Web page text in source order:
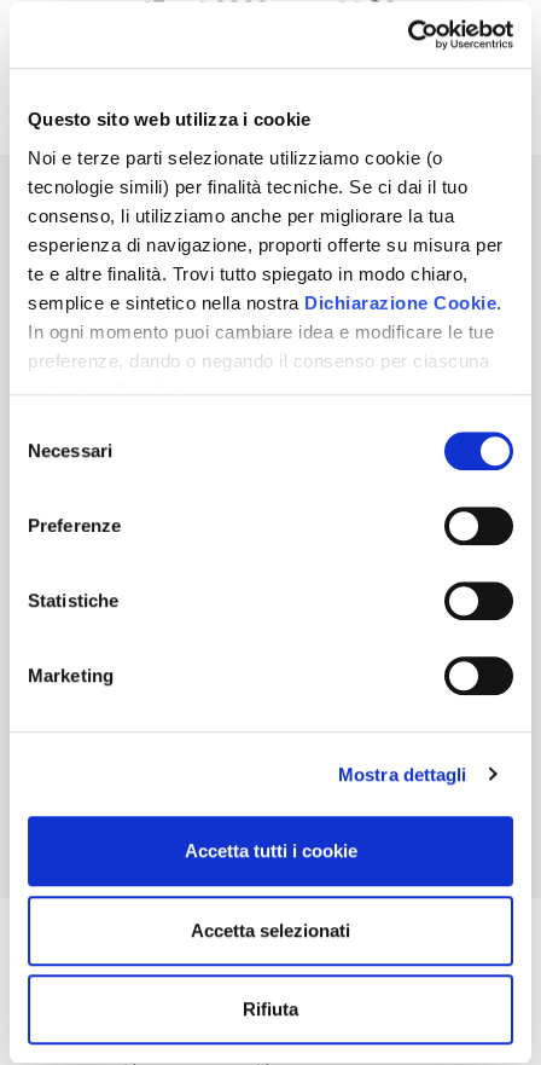
Questo sito web utilizza i cookie
Noi e terze parti selezionate utilizziamo cookie (o
tecnologie simili) per finalità tecniche. Se ci dai il tuo
consenso, li utilizziamo anche per migliorare la tua
esperienza di navigazione, proporti offerte su misura per
te e altre finalità. Trovi tutto spiegato in modo chiaro,
semplice e sintetico nella nostra Dichiarazione Cookie.
In ogni momento puoi cambiare idea e modificare le tue
preferenze, dando o negando il consenso per ciascuna
chiaro, semplice e sintetico, vai a vedere la nostra
"Accetto tutti i cookie"se
vuoi dare il tuo consenso, altrimenti spunta le categorie e
"Accetta selezionati"
banner non esprimi alcuna scelta e ti chiederemo di
delNecessari
Preferenze
Statistiche
Marketing
Mostra dettagli
Accetta tutti i cookie
Accetta selezionati
Rifiuta
17 set 2026 - ore 14:30
Sei interessato a questo annuncio?
PRENOTA UNA VISITA
ATTIVA NOTIFICHE PER QUESTA ASTA
Per partecipare a questa Asta Telematica
depositare il
% della base d'asta a titolo di
Descrizione
Portatovaglioli con tovaglioli Coca Cola